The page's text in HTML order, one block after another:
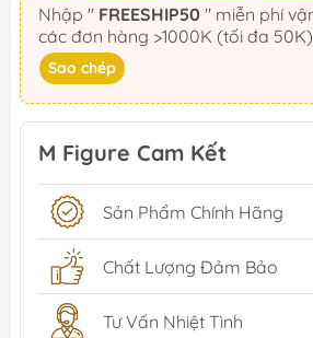
Nhập " FREESHIP50
các đơn hàng >1000K (tối đa 50K)
Sao chép
M Figure Cam Kết
Sản Phẩm Chính Hãng
Chất Lượng Đảm Bảo
Tư Vấn Nhiệt Tình